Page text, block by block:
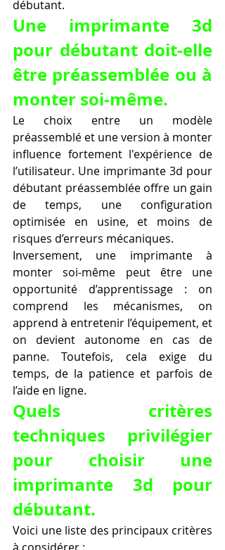
débutant.
Une imprimante 3d
pour débutant doit-elle
être préassemblée ou à
monter soi-même.
Le choix entre un modèle
préassemblé et une version à monter
influence fortement l'expérience de
l’utilisateur. Une imprimante 3d pour
débutant préassemblée offre un gain
de temps, une configuration
optimisée en usine, et moins de
risques d’erreurs mécaniques.
Inversement, une imprimante à
monter soi-même peut être une
opportunité d’apprentissage : on
comprend les mécanismes, on
apprend à entretenir l’équipement, et
on devient autonome en cas de
panne. Toutefois, cela exige du
temps, de la patience et parfois de
l’aide en ligne.
Quels critères
techniques privilégier
pour choisir une
imprimante 3d pour
débutant.
Voici une liste des principaux critères